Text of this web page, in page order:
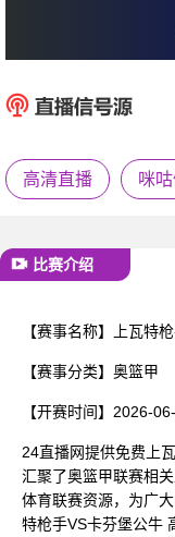
上瓦特枪手
高清直播 咪
比赛介绍
【赛事名称】 上瓦特
【赛事分类】 奥篮甲
【开赛时间】 2026-
24直播网提供免费上
汇聚了奥篮甲联赛相
体育联赛资源，为广
特枪手VS卡芬堡公牛